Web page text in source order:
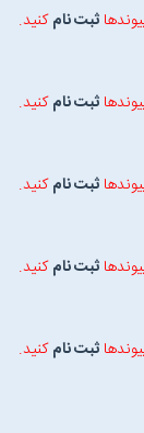
ثبت نامکنید.
ثبت نامکنید.
ثبت نامکنید.
ثبت نامکنید.
ثبت نامکنید.